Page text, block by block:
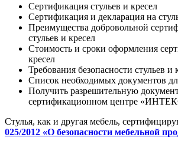
Сертификация стульев и кресел
Сертификация и декларация на
Преимущества добровольной
стульев и кресел
Стоимость и сроки оформления
кресел
Требования безопасности стульев и
Список необходимых документов
Получить разрешительную
сертификационном центре
Стулья, как и другая мебель,
025/2012 «О безопасности мебельной